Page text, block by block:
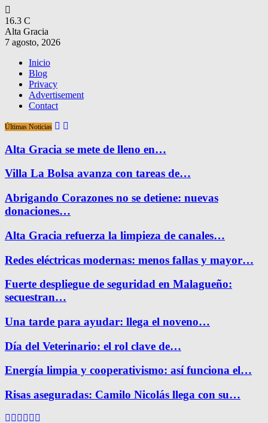
16.3 C
Alta Gracia
7 agosto, 2026
Inicio
Blog
Privacy
Advertisement
Contact
Últimas Noticias
Alta Gracia se mete de lleno en…
Villa La Bolsa avanza con tareas de…
Abrigando Corazones no se detiene: nuevas
donaciones…
Alta Gracia refuerza la limpieza de canales…
Redes eléctricas modernas: menos fallas y mayor…
Fuerte despliegue de seguridad en Malagueño:
secuestran…
Una tarde para ayudar: llega el noveno…
Día del Veterinario: el rol clave de…
Energía limpia y cooperativismo: así funciona el…
Risas aseguradas: Camilo Nicolás llega con su…
Facebook
Twitter
Instagram
Pinterest
Google